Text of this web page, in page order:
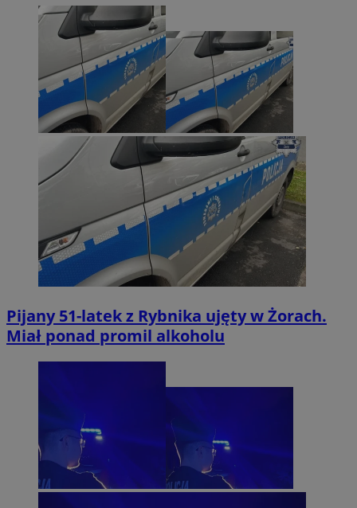
Pijany 51-latek z Rybnika ujęty w Żorach.
Miał ponad promil alkoholu